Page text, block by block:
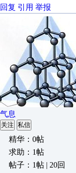
回复 引用 举报
气息
关注 私信
精华：0帖
求助：1帖
帖子：1帖 | 20回